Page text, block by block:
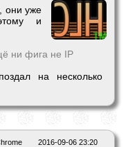
они уже
и
ни фига не IP
на несколько
2016-09-06 23:20